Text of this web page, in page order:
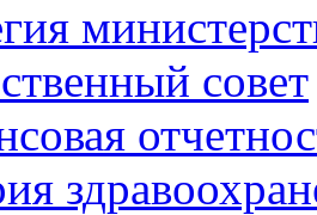
совет